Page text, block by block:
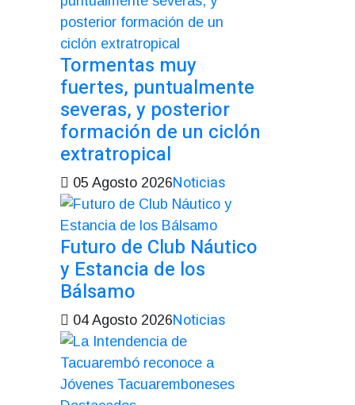
Tormentas muy
fuertes, puntualmente
severas, y posterior
formación de un ciclón
extratropical
05 Agosto 2026Noticias
Futuro de Club Náutico
y Estancia de los
Bálsamo
04 Agosto 2026Noticias